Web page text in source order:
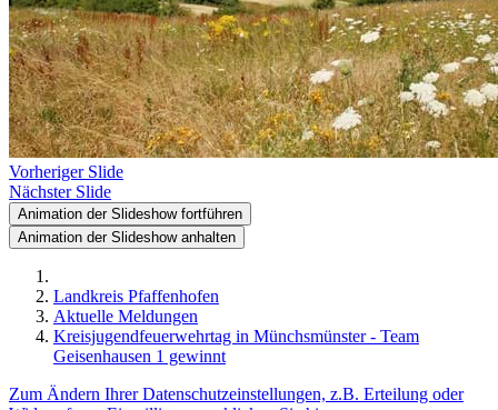
Vorheriger Slide
Nächster Slide
Animation der Slideshow fortführen
Animation der Slideshow anhalten
Landkreis Pfaffenhofen
Aktuelle Meldungen
Kreisjugendfeuerwehrtag in Münchsmünster - Team
Geisenhausen 1 gewinnt
Zum Ändern Ihrer Datenschutzeinstellungen, z.B. Erteilung oder